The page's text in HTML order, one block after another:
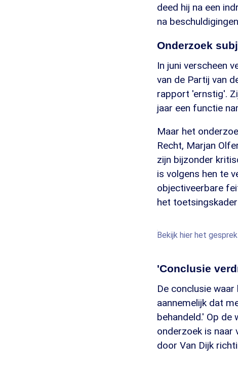
deed hij na een
na
Onderzoek
In juni verscheen
van de Partij van
rapport 'ernstig'.
jaar een functie
Maar het
Recht, Marjan
zijn bijzonder
is volgens hen te
objectiveerbare
het
Bekijk hier het
'Conclusie
De conclusie
aannemelijk dat
behandeld.' Op
onderzoek is naar
door Van Dijk